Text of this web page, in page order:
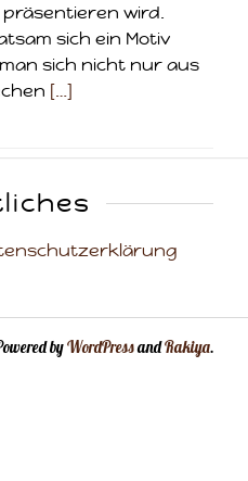
wird.
sich ein Motiv
sich nicht nur aus
[…]
byWordPressandRakiya.